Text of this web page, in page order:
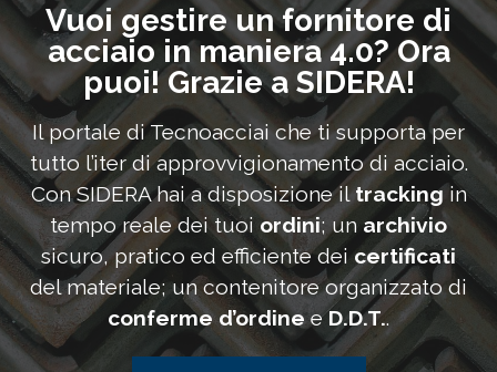
Vuoi gestire un fornitore di
acciaio in maniera 4.0? Ora
puoi! Grazie a SIDERA!
Il portale di Tecnoacciai che ti supporta per
tutto l’iter di approvvigionamento di acciaio.
Con SIDERA hai a disposizione iltracking in
tempo reale dei tuoi ordini; un archivio
sicuro, pratico ed efficiente dei certificati
del materiale; un contenitore organizzato di
conferme d’ordineeD.D.T..